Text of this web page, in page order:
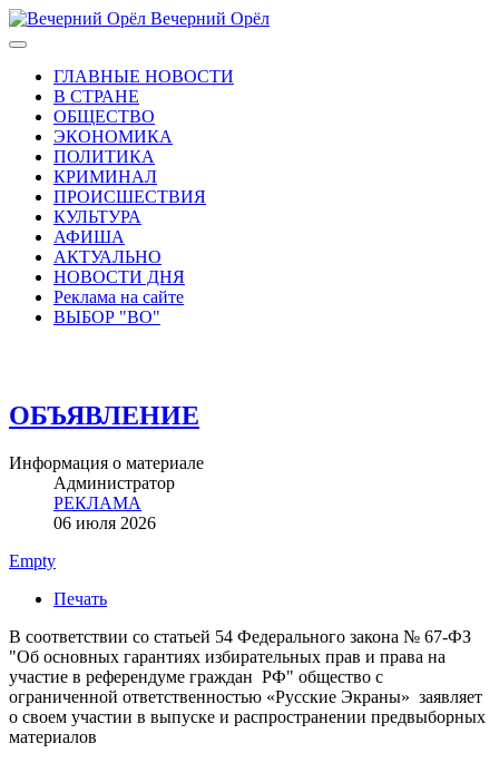
Вечерний Орёл
ГЛАВНЫЕ НОВОСТИ
В СТРАНЕ
ОБЩЕСТВО
ЭКОНОМИКА
ПОЛИТИКА
КРИМИНАЛ
ПРОИСШЕСТВИЯ
КУЛЬТУРА
АФИША
АКТУАЛЬНО
НОВОСТИ ДНЯ
Реклама на сайте
ВЫБОР "ВО"
ОБЪЯВЛЕНИЕ
Информация о материале
Администратор
РЕКЛАМА
06 июля 2026
Empty
Печать
В соответствии со статьей 54 Федерального закона № 67-ФЗ
"Об основных гарантиях избирательных прав и права на
участие в референдуме граждан РФ" общество с
ограниченной ответственностью «Русские Экраны» заявляет
о своем участии в выпуске и распространении предвыборных
материалов